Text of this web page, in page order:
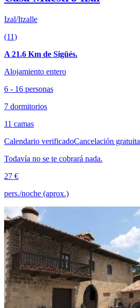
Izal/Itzalle
(11)
A 21.6 Km de Sigüés.
Alojamiento entero
6 - 16 personas
7 dormitorios
11 camas
Calendario verificadoCancelación gratuita
Todavía no se te cobrará nada.
27 €
pers./noche (aprox.)